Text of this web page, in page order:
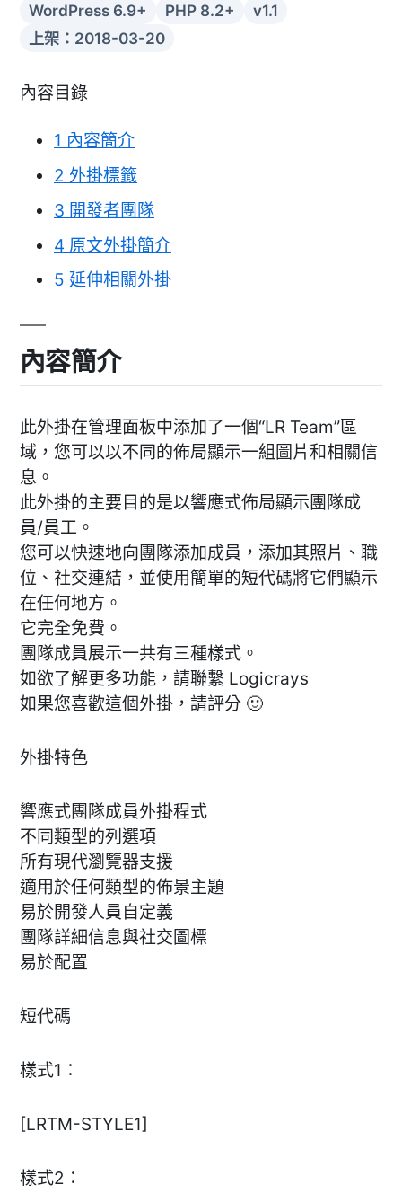
WordPress 6.9+ PHP 8.2+
v1.1
上架：2018-03-20
內容目錄
1 內容簡介
2 外掛標籤
3 開發者團隊
4 原文外掛簡介
5 延伸相關外掛
內容簡介
此外掛在管理面板中添加了一個“LR Team”區
域，您可以以不同的佈局顯示一組圖片和相關信
息。
此外掛的主要目的是以響應式佈局顯示團隊成
員/員工。
您可以快速地向團隊添加成員，添加其照片、職
位、社交連結，並使用簡單的短代碼將它們顯示
在任何地方。
它完全免費。
團隊成員展示一共有三種樣式。
如欲了解更多功能，請聯繫 Logicrays
如果您喜歡這個外掛，請評分 🙂
外掛特色
響應式團隊成員外掛程式
不同類型的列選項
所有現代瀏覽器支援
適用於任何類型的佈景主題
易於開發人員自定義
團隊詳細信息與社交圖標
易於配置
短代碼
樣式1：
[LRTM-STYLE1]
樣式2：